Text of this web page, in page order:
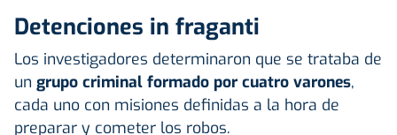
Detenciones in fraganti
Los investigadores determinaron que se trataba de
un grupo criminal formado por cuatro varones,
cada uno con misiones definidas a la hora de
preparar y cometer los robos.